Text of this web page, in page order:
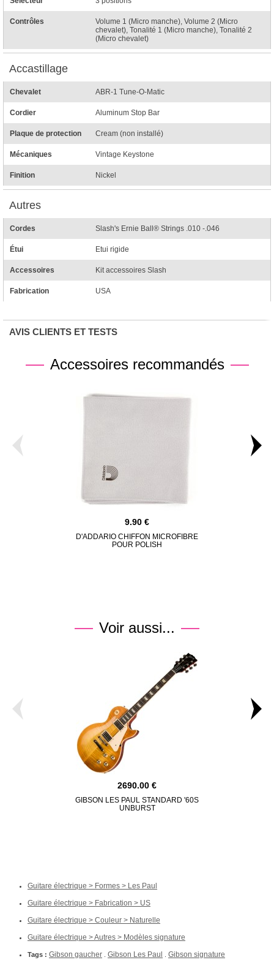
Contrôles
Volume 1 (Micro manche), Volume 2 (Micro
chevalet), Tonalité 1 (Micro manche), Tonalité 2
(Micro chevalet)
Accastillage
Chevalet ABR-1 Tune-O-Matic
Cordier Aluminum Stop Bar
Plaque de protection Cream (non installé)
Mécaniques Vintage Keystone
Finition Nickel
Autres
Cordes Slash's Ernie Ball® Strings .010 -.046
Étui Etui rigide
Accessoires Kit accessoires Slash
Fabrication USA
AVIS CLIENTS ET TESTS
Accessoires recommandés
9.90
D'ADDARIO CHIFFON MICROFIBRE
POUR POLISH
Voir aussi...
2690.00
GIBSON LES PAUL STANDARD '60S
UNBURST
Guitare électrique > Formes > Les Paul
Guitare électrique > Fabrication > US
Guitare électrique > Couleur > Naturelle
Guitare électrique > Autres > Modèles signature
Tags : Gibson gaucher Gibson Les Paul Gibson signature